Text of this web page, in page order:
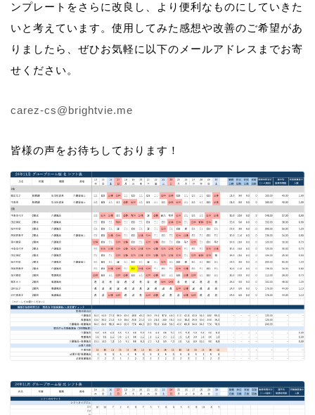
ンプレートをさらに改良し、より便利なものにしていきた
いと考えています。使用してみた感想や改善のご希望があ
りましたら、ぜひお気軽に以下のメールアドレスまでお寄
せください。
carez-cs@brightvie.me
皆様の声をお待ちしております！